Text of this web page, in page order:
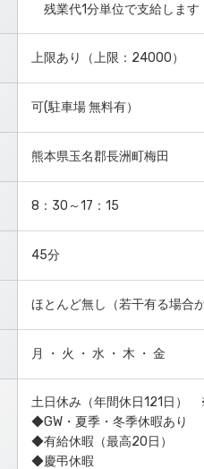
残業代1分単位で支給します
上限あり（上限：24000）
可(駐車場 無料有）
熊本県玉名郡長洲町梅田
8：30～17：15
45分
ほとんど無し（若干有る場合
月 ・ 火 ・ 水 ・ 木 ・ 金
土日休み（年間休日121日）
◆GW・夏季・冬季休暇あり
◆有給休暇（最高20日）
◆慶弔休暇